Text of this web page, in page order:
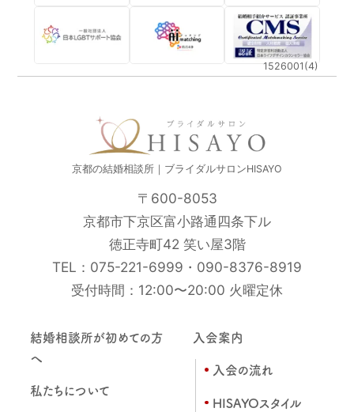
1526001(4)
京都の結婚相談所｜ブライダルサロンHISAYO
〒600-8053
京都市下京区富小路通四条下ル
徳正寺町42 笑い屋3階
TEL： 075-221-6999 ・ 090-8376-8919
受付時間：12:00〜20:00 火曜定休
結婚相談所が初めての方
へ
私たちについて
入会案内
入会の流れ
HISAYOスタイル